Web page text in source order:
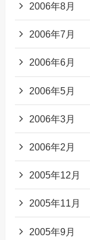
2006年8月
2006年7月
2006年6月
2006年5月
2006年3月
2006年2月
2005年12月
2005年11月
2005年9月